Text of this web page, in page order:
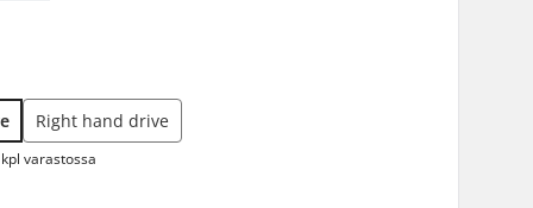
Right hand drive
varastossa